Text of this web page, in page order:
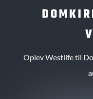
Oplev Westlife til